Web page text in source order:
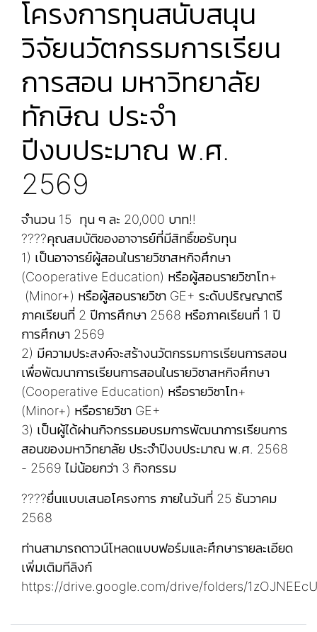
โครงการทุนสนับสนุน
วิจัยนวัตกรรมการเรียน
การสอน มหาวิทยาลัย
ทักษิณ ประจำ
ปีงบประมาณ พ.ศ.
2569
️จำนวน 15 ทุน ๆ ละ 20,000 บาท‼️
????คุณสมบัติของอาจารย์ที่มีสิทธิ์ขอรับทุน
1) เป็นอาจารย์ผู้สอนในรายวิชาสหกิจศึกษา
(Cooperative Education) หรือผู้สอนรายวิชาโท+
(Minor+) หรือผู้สอนรายวิชา GE+ ระดับปริญญาตรี
ภาคเรียนที่ 2 ปีการศึกษา 2568 หรือภาคเรียนที่ 1 ปี
การศึกษา 2569
2) มีความประสงค์จะสร้างนวัตกรรมการเรียนการสอน
เพื่อพัฒนาการเรียนการสอนในรายวิชาสหกิจศึกษา
(Cooperative Education) หรือรายวิชาโท+
(Minor+) หรือรายวิชา GE+
3) เป็นผู้ได้ผ่านกิจกรรมอบรมการพัฒนาการเรียนการ
สอนของมหาวิทยาลัย ประจำปีงบประมาณ พ.ศ. 2568
- 2569 ไม่น้อยกว่า 3 กิจกรรม
????ยื่นแบบเสนอโครงการ ภายในวันที่ 25 ธันวาคม
2568
ท่านสามารถดาวน์โหลดแบบฟอร์มและศึกษารายละเอียด
เพิ่มเติมทีลิงก์
https://drive.google.com/drive/folders/